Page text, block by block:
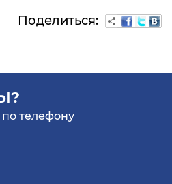
Поделиться:
телефону